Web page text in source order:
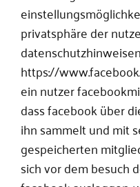
privatsphäre der
https://
ein nutzer
dass facebook über
ihn sammelt und mit
gespeicherten
sich vor dem besuch